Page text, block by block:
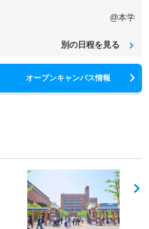
@本学
別の日程を見る
オープンキャンパス情報